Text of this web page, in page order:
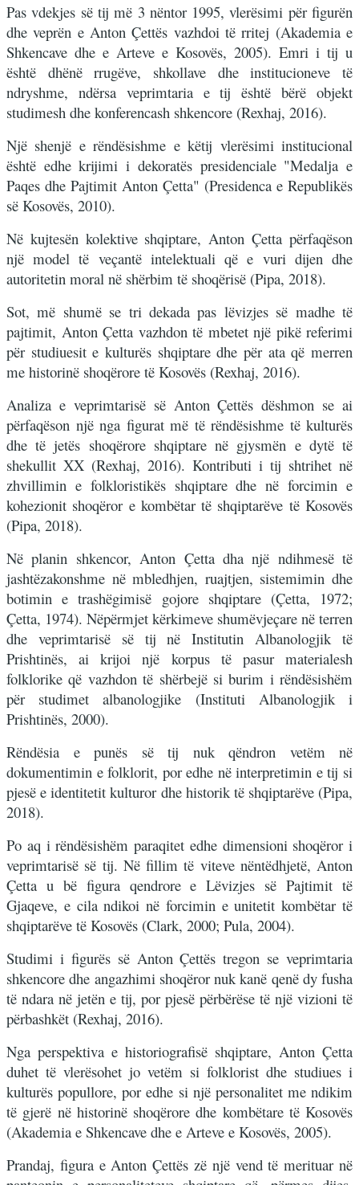
Pas vdekjes së tij më 3 nëntor 1995, vlerësimi për figurën
dhe veprën e Anton Çettës vazhdoi të rritej (Akademia e
Shkencave dhe e Arteve e Kosovës, 2005). Emri i tij u
është dhënë rrugëve, shkollave dhe institucioneve të
ndryshme, ndërsa veprimtaria e tij është bërë objekt
studimesh dhe konferencash shkencore (Rexhaj, 2016).
Një shenjë e rëndësishme e këtij vlerësimi institucional
është edhe krijimi i dekoratës presidenciale "Medalja e
Paqes dhe Pajtimit Anton Çetta" (Presidenca e Republikës
së Kosovës, 2010).
Në kujtesën kolektive shqiptare, Anton Çetta përfaqëson
një model të veçantë intelektuali që e vuri dijen dhe
autoritetin moral në shërbim të shoqërisë (Pipa, 2018).
Sot, më shumë se tri dekada pas lëvizjes së madhe të
pajtimit, Anton Çetta vazhdon të mbetet një pikë referimi
për studiuesit e kulturës shqiptare dhe për ata që merren
me historinë shoqërore të Kosovës (Rexhaj, 2016).
Analiza e veprimtarisë së Anton Çettës dëshmon se ai
përfaqëson një nga figurat më të rëndësishme të kulturës
dhe të jetës shoqërore shqiptare në gjysmën e dytë të
shekullit XX (Rexhaj, 2016). Kontributi i tij shtrihet në
zhvillimin e folkloristikës shqiptare dhe në forcimin e
kohezionit shoqëror e kombëtar të shqiptarëve të Kosovës
(Pipa, 2018).
Në planin shkencor, Anton Çetta dha një ndihmesë të
jashtëzakonshme në mbledhjen, ruajtjen, sistemimin dhe
botimin e trashëgimisë gojore shqiptare (Çetta, 1972;
Çetta, 1974). Nëpërmjet kërkimeve shumëvjeçare në terren
dhe veprimtarisë së tij në Institutin Albanologjik të
Prishtinës, ai krijoi një korpus të pasur materialesh
folklorike që vazhdon të shërbejë si burim i rëndësishëm
për studimet albanologjike (Instituti Albanologjik i
Prishtinës, 2000).
Rëndësia e punës së tij nuk qëndron vetëm në
dokumentimin e folklorit, por edhe në interpretimin e tij si
pjesë e identitetit kulturor dhe historik të shqiptarëve (Pipa,
2018).
Po aq i rëndësishëm paraqitet edhe dimensioni shoqëror i
veprimtarisë së tij. Në fillim të viteve nëntëdhjetë, Anton
Çetta u bë figura qendrore e Lëvizjes së Pajtimit të
Gjaqeve, e cila ndikoi në forcimin e unitetit kombëtar të
shqiptarëve të Kosovës (Clark, 2000; Pula, 2004).
Studimi i figurës së Anton Çettës tregon se veprimtaria
shkencore dhe angazhimi shoqëror nuk kanë qenë dy fusha
të ndara në jetën e tij, por pjesë përbërëse të një vizioni të
përbashkët (Rexhaj, 2016).
Nga perspektiva e historiografisë shqiptare, Anton Çetta
duhet të vlerësohet jo vetëm si folklorist dhe studiues i
kulturës popullore, por edhe si një personalitet me ndikim
të gjerë në historinë shoqërore dhe kombëtare të Kosovës
(Akademia e Shkencave dhe e Arteve e Kosovës, 2005).
Prandaj, figura e Anton Çettës zë një vend të merituar në